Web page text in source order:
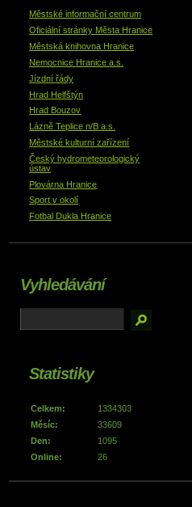
Městské informační centrum
Oficiální stránky Města Hranice
Městská knihovna Hranice
Nemocnice Hranice a.s.
Jízdní řády
Hrad Helfštýn
Hrad Bouzov
Lázně Teplice n/B a.s.
Městské kulturní zařízení
Český hydrometeorologický
ústav
Plovárna Hranice
Sport v okolí
Fotbal Dukla Hranice
Vyhledávání
Statistiky
Online: 26
Celkem:
1334303
Měsíc:
33609
Den:
1095